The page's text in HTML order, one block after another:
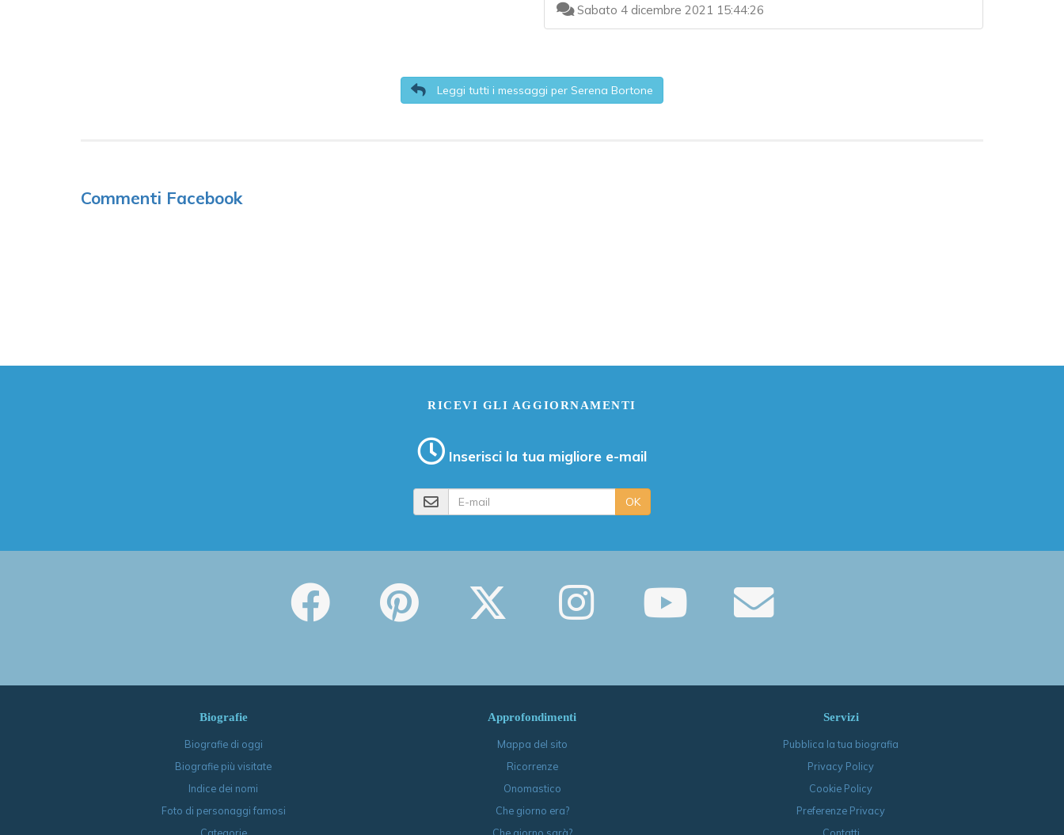
Sabato 4 dicembre 2021 15:44:26
Leggi tutti i messaggi per Serena Bortone
Commenti Facebook
RICEVI GLI AGGIORNAMENTI
Inserisci la tua migliore e-mail
OK
Biografie
Biografie di oggi
Biografie più visitate
Indice dei nomi
Foto di personaggi famosi
Approfondimenti
Mappa del sito
Ricorrenze
Onomastico
Che giorno era?
Servizi
Pubblica la tua biografia
Privacy Policy
Cookie Policy
Preferenze Privacy